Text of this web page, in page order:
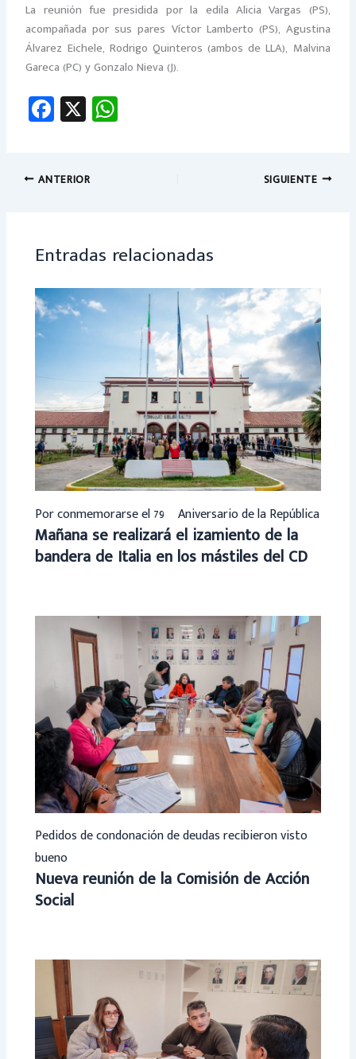
La reunión fue presidida por la edila Alicia Vargas (PS),
acompañada por sus pares Víctor Lamberto (PS), Agustina
Álvarez Eichele, Rodrigo Quinteros (ambos de LLA), Malvina
Gareca (PC) y Gonzalo Nieva (J).
Fa
ce
o
X
ANTERIOR SIGUIENTE
Entradas relacionadas
Por conmemorarse el 79º Aniversario de la República
Mañana se realizará el izamiento de la
bandera de Italia en los mástiles del CD
Pedidos de condonación de deudas recibieron visto
bueno
Nueva reunión de la Comisión de Acción
Social